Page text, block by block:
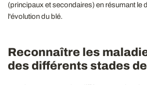
(principaux et secondaires) en résumant le
l'évolution du blé.
Reconnaître les
des différents stades